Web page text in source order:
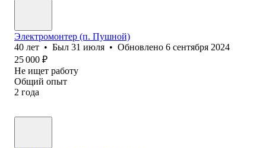
Электромонтер (п. Пушной)
40 лет • Был 31 июля • Обновлено 6 сентября 2024
25 000 ₽
Не ищет работу
Общий опыт
2 года